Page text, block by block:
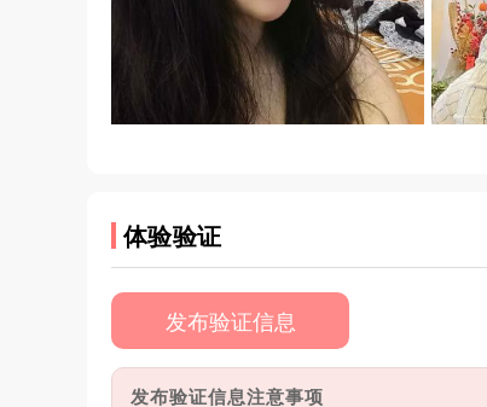
体验验证
发布验证信息
发布验证信息注意事项